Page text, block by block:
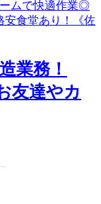
業務！
友達やカ